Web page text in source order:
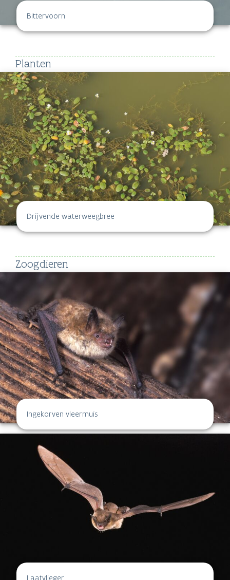
Bittervoorn
Planten
Drijvende waterweegbree
Zoogdieren
Ingekorven vleermuis
Laatvlieger